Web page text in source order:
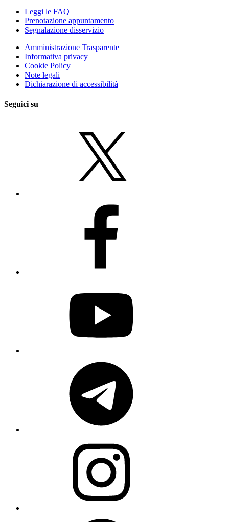
Leggi le FAQ
Prenotazione appuntamento
Segnalazione disservizio
Amministrazione Trasparente
Informativa privacy
Cookie Policy
Note legali
Dichiarazione di accessibilità
Seguici su